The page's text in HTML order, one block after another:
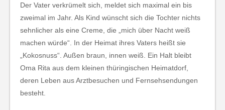
Der Vater verkrümelt sich, meldet sich maximal ein bis
zweimal im Jahr. Als Kind wünscht sich die Tochter nichts
sehnlicher als eine Creme, die „mich über Nacht weiß
machen würde“. In der Heimat ihres Vaters heißt sie
„Kokosnuss“. Außen braun, innen weiß. Ein Halt bleibt
Oma Rita aus dem kleinen thüringischen Heimatdorf,
deren Leben aus Arztbesuchen und Fernsehsendungen
besteht.